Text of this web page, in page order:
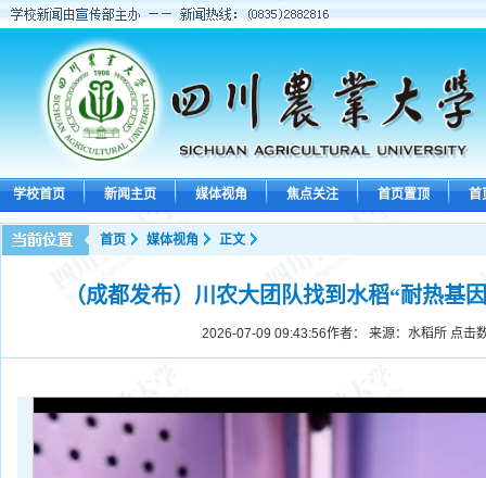
学校首页 新闻主页 媒体视角 焦点关注 首页置顶 首
首页 媒体视角 正文
（成都发布）川农大团队找到水稻“耐热基
2026-07-09 09:43:56作者： 来源：水稻所 点击